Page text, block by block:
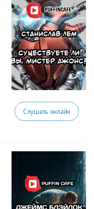
Слушать онлайн